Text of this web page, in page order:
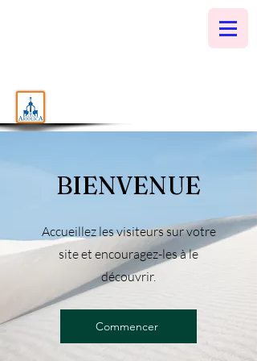
BIENVENUE
Accueillez les visiteurs sur votre
site et encouragez-les à le
découvrir.
Commencer